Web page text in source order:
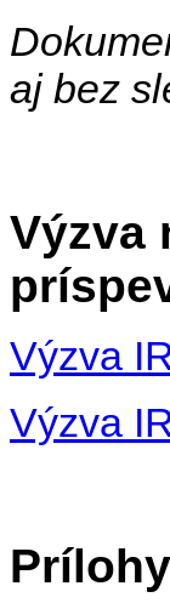
aj bez
Výzva
Výzva
Výzva